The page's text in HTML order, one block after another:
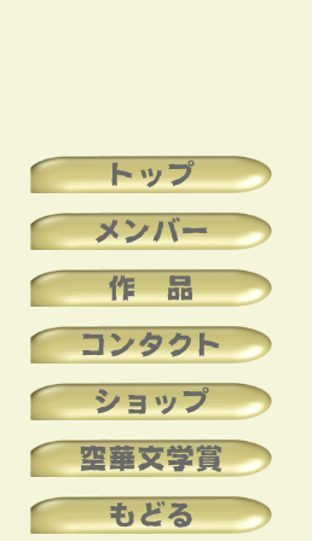
トップ
メンバー
作 品
コンタクト
ショップ
空華文学賞
もどる